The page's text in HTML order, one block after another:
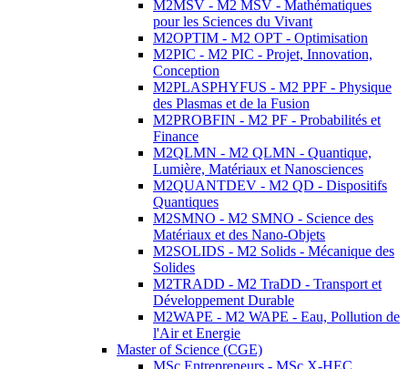
M2MSV - M2 MSV - Mathématiques
pour les Sciences du Vivant
M2OPTIM - M2 OPT - Optimisation
M2PIC - M2 PIC - Projet, Innovation,
Conception
M2PLASPHYFUS - M2 PPF - Physique
des Plasmas et de la Fusion
M2PROBFIN - M2 PF - Probabilités et
Finance
M2QLMN - M2 QLMN - Quantique,
Lumière, Matériaux et Nanosciences
M2QUANTDEV - M2 QD - Dispositifs
Quantiques
M2SMNO - M2 SMNO - Science des
Matériaux et des Nano-Objets
M2SOLIDS - M2 Solids - Mécanique des
Solides
M2TRADD - M2 TraDD - Transport et
Développement Durable
M2WAPE - M2 WAPE - Eau, Pollution de
l'Air et Energie
Master of Science (CGE)
MSc Entrepreneurs - MSc X-HEC